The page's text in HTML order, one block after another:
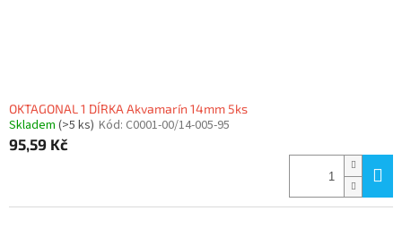
OKTAGONAL 1 DÍRKA Akvamarín 14mm 5ks
Skladem (>5 ks) Kód: C0001-00/14-005-95
95,59 Kč